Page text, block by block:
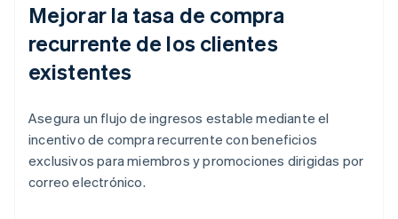
Mejorar la tasa de compra
recurrente de los clientes
existentes
Asegura un flujo de ingresos estable mediante el
incentivo de compra recurrente con beneficios
exclusivos para miembros y promociones dirigidas por
correo electrónico.